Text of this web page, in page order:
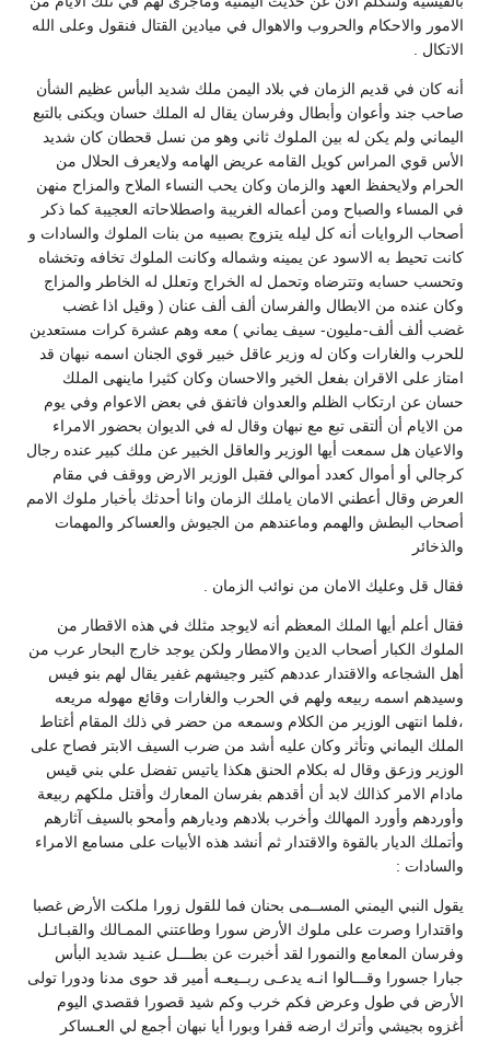
الامور والاحكام والحروب والاهوال في ميادين القتال فنقول وعلى الله
الاتكال .
أنه كان في قديم الزمان في بلاد اليمن ملك شديد البأس عظيم الشأن
صاحب جند وأعوان وأبطال وفرسان يقال له الملك حسان ويكنى بالتبع
اليماني ولم يكن له بين الملوك ثاني وهو من نسل قحطان كان شديد
الأس قوي المراس كويل القامه عريض الهامه ولايعرف الحلال من
الحرام ولايحفظ العهد والزمان وكان يحب النساء الملاح والمزاح منهن
في المساء والصباح ومن أعماله الغريبة واصطلاحاته العجيبة كما ذكر
أصحاب الروايات أنه كل ليله يتزوج بصبيه من بنات الملوك والسادات و
كانت تحيط به الاسود عن يمينه وشماله وكانت الملوك تخافه وتخشاه
وتحسب حسابه وتترضاه وتحمل له الخراج وتعلل له الخاطر والمزاج
وكان عنده من الابطال والفرسان ألف ألف عنان ( وقيل اذا غضب
غضب ألف ألف-مليون- سيف يماني ) معه وهم عشرة كرات مستعدين
للحرب والغارات وكان له وزير عاقل خبير قوي الجنان اسمه نبهان قد
امتاز على الاقران بفعل الخير والاحسان وكان كثيرا ماينهى الملك
حسان عن ارتكاب الظلم والعدوان فاتفق في بعض الاعوام وفي يوم
من الايام أن ألتقى تبع مع نبهان وقال له في الديوان بحضور الامراء
والاعيان هل سمعت أيها الوزير والعاقل الخبير عن ملك كبير عنده رجال
كرجالي أو أموال كعدد أموالي فقبل الوزير الارض ووقف في مقام
العرض وقال أعطني الامان ياملك الزمان وانا أحدثك بأخبار ملوك الامم
أصحاب البطش والهمم وماعندهم من الجيوش والعساكر والمهمات
والذخائر
فقال قل وعليك الامان من نوائب الزمان .
فقال أعلم أيها الملك المعظم أنه لايوجد مثلك في هذه الاقطار من
الملوك الكبار أصحاب الدين والامطار ولكن يوجد خارج البحار عرب من
أهل الشجاعه والاقتدار عددهم كثير وجيشهم غفير يقال لهم بنو فيس
وسيدهم اسمه ربيعه ولهم في الحرب والغارات وقائع مهوله مريعه
،فلما انتهى الوزير من الكلام وسمعه من حضر في ذلك المقام أغتاط
الملك اليماني وتأثر وكان عليه أشد من ضرب السيف الابتر فصاح على
الوزير وزعق وقال له بكلام الحنق هكذا ياتيس تفضل علي بني قيس
مادام الامر كذالك لابد أن أقدهم بفرسان المعارك وأقتل ملكهم ربيعة
وأوردهم وأورد المهالك وأخرب بلادهم وديارهم وأمحو بالسيف آثارهم
وأتملك الديار بالقوة والاقتدار ثم أنشد هذه الأبيات على مسامع الامراء
والسادات :
يقول النبي اليمني المســمى بحنان فما للقول زورا ملكت الأرض غصبا
واقتدارا وصرت على ملوك الأرض سورا وطاعتني الممـالك والقبـائـل
وفرسان المعامع والنمورا لقد أخبرت عن بطـــل عنـيد شديد البأس
جبارا جسورا وقـــالوا انـه يدعـى ربــيعـه أمير قد حوى مدنا ودورا تولى
الأرض في طول وعرض فكم خرب وكم شيد قصورا فقصدي اليوم
أغزوه بجيشي وأترك ارضه قفرا وبورا أيا نبهان أجمع لي العـساكر